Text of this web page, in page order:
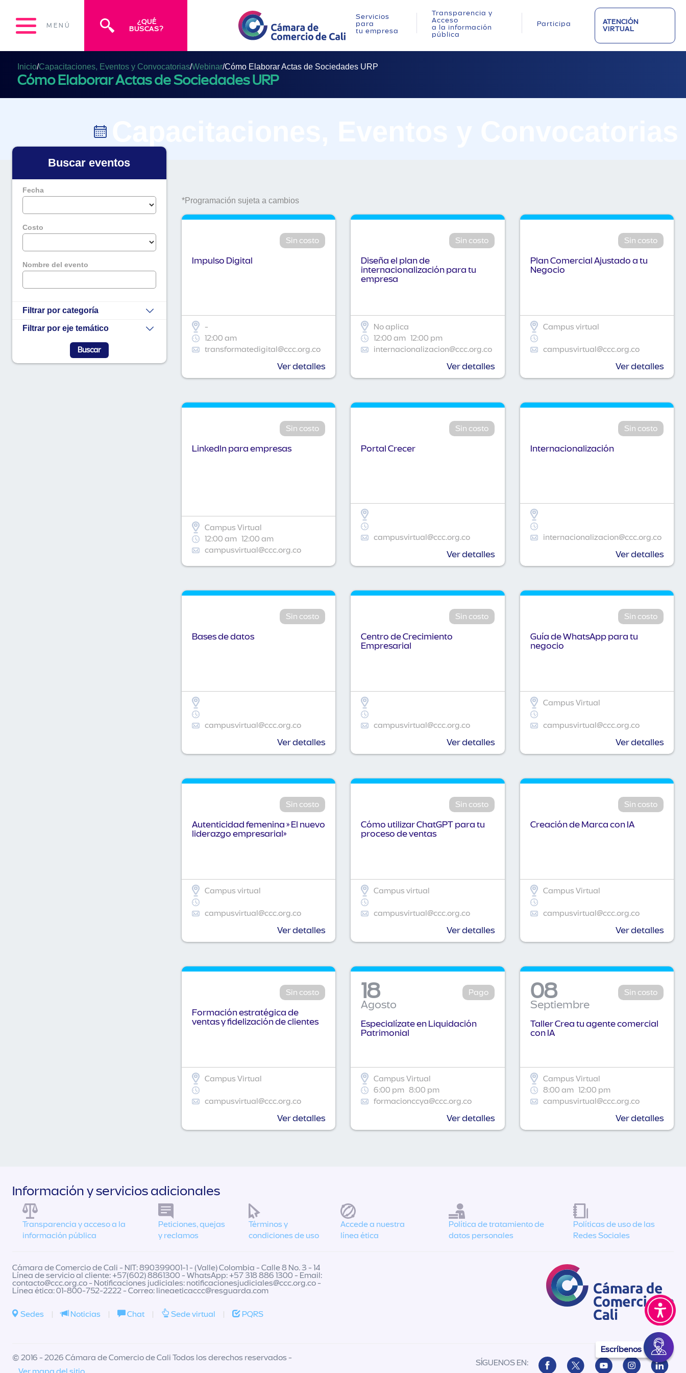
MENÚ
¿QUÉ
BUSCAS?
Servicios
para
tu empresa
Transparencia y
Acceso
a la información
pública
Participa
ATENCIÓN
VIRTUAL
Inicio/Capacitaciones, Eventos y Convocatorias/Webinar/Cómo Elaborar Actas de Sociedades URP
Cómo Elaborar Actas de Sociedades URP
Buscar eventos
Fecha
Costo
Nombre del evento
Filtrar por categoría
Filtrar por eje temático
*Programación sujeta a cambios
Sin costo
Impulso Digital
-
12:00 am
transformatedigital@ccc.org.co
Ver detalles
Sin costo
Diseña el plan de
internacionalización para tu
empresa
No aplica
12:00 am 12:00 pm
internacionalizacion@ccc.org.co
Ver detalles
Sin costo
Plan Comercial Ajustado a tu
Negocio
Campus virtual
campusvirtual@ccc.org.co
Ver detalles
Sin costo
Linkedln para empresas
Campus Virtual
12:00 am 12:00 am
campusvirtual@ccc.org.co
Sin costo
Portal Crecer
campusvirtual@ccc.org.co
Ver detalles
Sin costo
Internacionalización
internacionalizacion@ccc.org.co
Ver detalles
Sin costo
Bases de datos
campusvirtual@ccc.org.co
Ver detalles
Sin costo
Centro de Crecimiento
Empresarial
campusvirtual@ccc.org.co
Ver detalles
Sin costo
Guía de WhatsApp para tu
negocio
Campus Virtual
campusvirtual@ccc.org.co
Ver detalles
Sin costo
Autenticidad femenina » El nuevo
liderazgo empresarial»
Campus virtual
campusvirtual@ccc.org.co
Ver detalles
Sin costo
Cómo utilizar ChatGPT para tu
proceso de ventas
Campus virtual
campusvirtual@ccc.org.co
Ver detalles
Sin costo
Creación de Marca con IA
Campus Virtual
campusvirtual@ccc.org.co
Ver detalles
Sin costo
Formación estratégica de
ventas y fidelización de clientes
Campus Virtual
campusvirtual@ccc.org.co
Ver detalles
18
Agosto
Pago
Especialízate en Liquidación
Patrimonial
Campus Virtual
6:00 pm 8:00 pm
formacionccya@ccc.org.co
Ver detalles
08
Septiembre
Sin costo
Taller Crea tu agente comercial
con IA
Campus Virtual
8:00 am 12:00 pm
campusvirtual@ccc.org.co
Ver detalles
Escríbenos
Información y servicios adicionales
Transparencia y acceso a la
información pública
Peticiones, quejas
y reclamos
Términos y
condiciones de uso
Accede a nuestra
línea ética
Política de tratamiento de
datos personales
Políticas de uso de las
Redes Sociales
Cámara de Comercio de Cali - NIT: 890399001-1 - (Valle) Colombia - Calle 8 No. 3 - 14
Línea de servicio al cliente: +57(602) 8861300 - WhatsApp: +57 318 886 1300 - Email:
contacto@ccc.org.co- Notificaciones judiciales: notificacionesjudiciales@ccc.org.co-
Línea ética: 01-800-752-2222 - Correo: lineaeticaccc@resguarda.com
Sedes | Noticias | Chat | Sede virtual | PQRS
© 2016 - 2026 Cámara de Comercio de Cali Todos los derechos reservados -
SÍGUENOS EN: